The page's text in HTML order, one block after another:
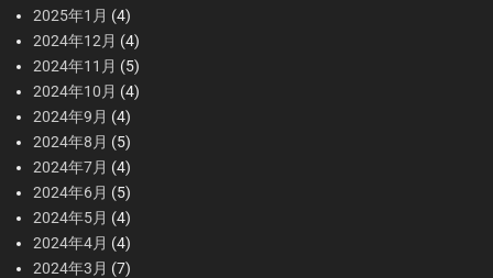
2025年1月 (4)
2024年12月 (4)
2024年11月 (5)
2024年10月 (4)
2024年9月 (4)
2024年8月 (5)
2024年7月 (4)
2024年6月 (5)
2024年5月 (4)
2024年4月 (4)
2024年3月 (7)